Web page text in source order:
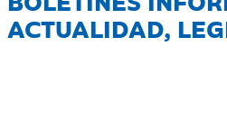
ACTUALIDAD,